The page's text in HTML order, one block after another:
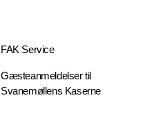
FAK Service
Gæsteanmeldelser til
Svanemøllens Kaserne